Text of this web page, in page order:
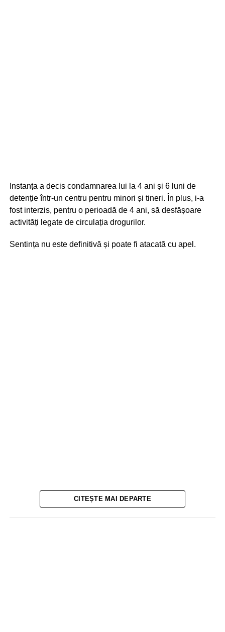
Instanța a decis condamnarea lui la 4 ani și 6 luni de
detenție într-un centru pentru minori și tineri. În plus, i-a
fost interzis, pentru o perioadă de 4 ani, să desfășoare
activități legate de circulația drogurilor.
Sentința nu este definitivă și poate fi atacată cu apel.
CITEȘTE MAI DEPARTE